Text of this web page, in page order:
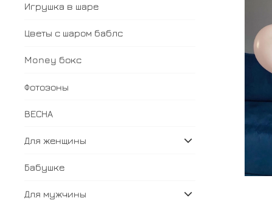
Игрушка в шаре
Цветы с шаром баблс
Money бокс
Фотозоны
ВЕСНА
Для женщины
Бабушке
Для мужчины